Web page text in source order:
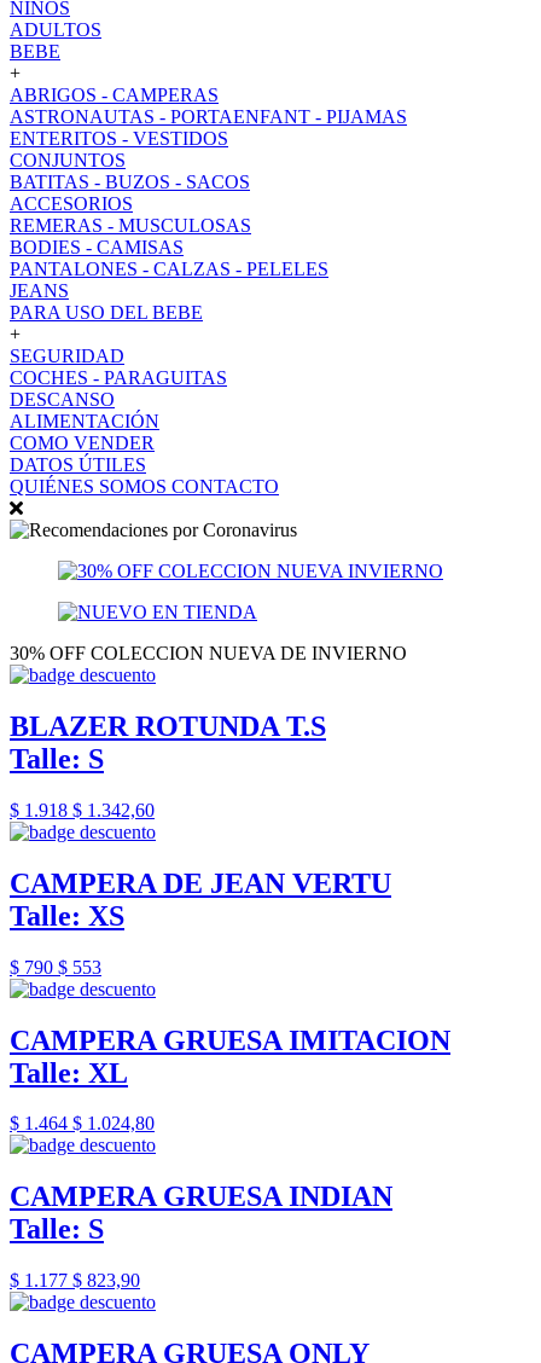
NIÑOS
ADULTOS
BEBE
+
ABRIGOS - CAMPERAS
ASTRONAUTAS - PORTAENFANT - PIJAMAS
ENTERITOS - VESTIDOS
CONJUNTOS
BATITAS - BUZOS - SACOS
ACCESORIOS
REMERAS - MUSCULOSAS
BODIES - CAMISAS
PANTALONES - CALZAS - PELELES
JEANS
PARA USO DEL BEBE
+
SEGURIDAD
COCHES - PARAGUITAS
DESCANSO
ALIMENTACIÓN
COMO VENDER
DATOS ÚTILES
QUIÉNES SOMOS CONTACTO
30% OFF COLECCION NUEVA DE INVIERNO
BLAZER ROTUNDA T.S
Talle: S
$ 1.918 $ 1.342,60
CAMPERA DE JEAN VERTU
Talle: XS
$ 790 $ 553
CAMPERA GRUESA IMITACION
Talle: XL
$ 1.464 $ 1.024,80
CAMPERA GRUESA INDIAN
Talle: S
$ 1.177 $ 823,90
CAMPERA GRUESA ONLY